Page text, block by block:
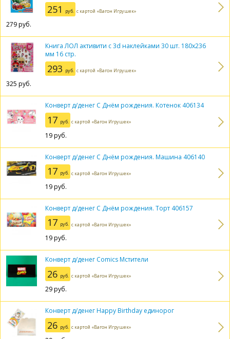
251 руб. с картой «Вагон Игрушек»
279руб.
Книга ЛОЛ активити с 3d наклейками 30 шт. 180х236
мм 16 стр.
293 руб. с картой «Вагон Игрушек»
325 руб.
Конверт д/денег С Днём рождения. Котенок 406134
17 руб. с картой «Вагон Игрушек»
19руб.
Конверт д/денег С Днём рождения. Машина 406140
17 руб. с картой «Вагон Игрушек»
19руб.
Конверт д/денег С Днём рождения. Торт 406157
17 руб. с картой «Вагон Игрушек»
19руб.
Конверт д/денег Comics Мстители
26 руб. с картой «Вагон Игрушек»
29руб.
Конверт д/денег Happy Birthday единорог
26 руб. с картой «Вагон Игрушек»